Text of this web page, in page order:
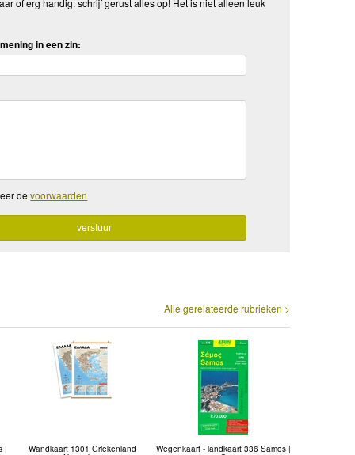
of erg handig: schrijf gerust alles op! Het is niet alleen leuk
in een zin:
devoorwaarden
Alle gerelateerde rubrieken >
| Wandkaart 1301 Griekenland Wegenkaart - landkaart 336 Samos |